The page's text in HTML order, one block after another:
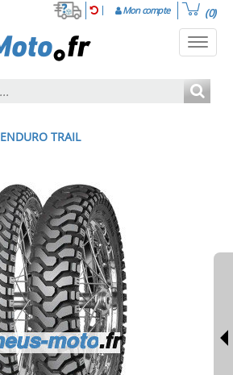
Mon compte (0)
ENDURO TRAIL